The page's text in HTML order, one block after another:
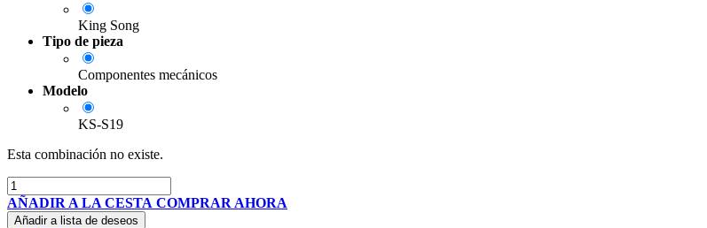
King Song
Tipo de pieza
Componentes mecánicos
Modelo
KS-S19
Esta combinación no existe.
AÑADIR A LA CESTA COMPRAR AHORA
Añadir a lista de deseos